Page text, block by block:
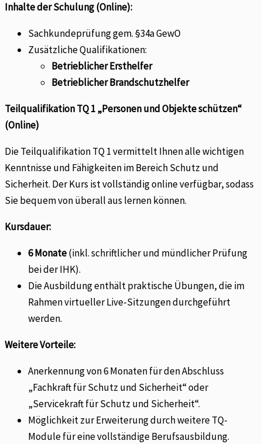
Inhalte der Schulung (Online):
Sachkundeprüfung gem. §34a GewO
Zusätzliche Qualifikationen:
Betrieblicher Ersthelfer
Betrieblicher Brandschutzhelfer
Teilqualifikation TQ 1 „Personen und Objekte schützen“
(Online)
Die Teilqualifikation TQ 1 vermittelt Ihnen alle wichtigen
Kenntnisse und Fähigkeiten im Bereich Schutz und
Sicherheit. Der Kurs ist vollständig online verfügbar, sodass
Sie bequem von überall aus lernen können.
Kursdauer:
6 Monate(inkl. schriftlicher und mündlicher Prüfung
bei der IHK).
Die Ausbildung enthält praktische Übungen, die im
Rahmen virtueller Live-Sitzungen durchgeführt
werden.
Weitere Vorteile:
Anerkennung von 6 Monaten für den Abschluss
„Fachkraft für Schutz und Sicherheit“ oder
„Servicekraft für Schutz und Sicherheit“.
Möglichkeit zur Erweiterung durch weitere TQ-
Module für eine vollständige Berufsausbildung.